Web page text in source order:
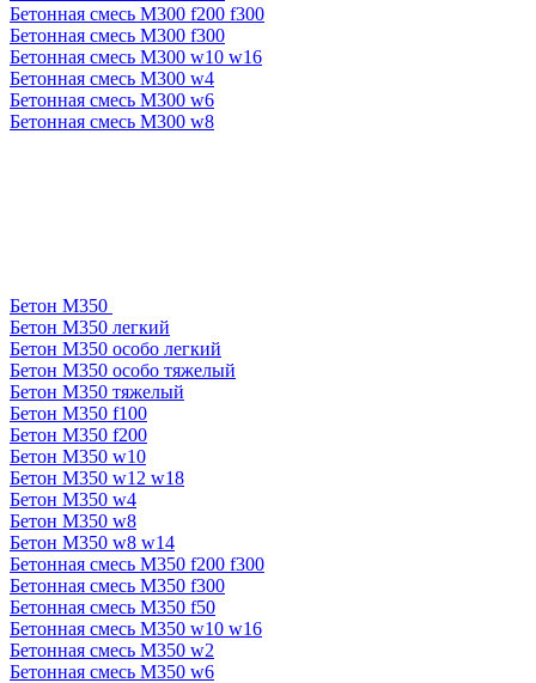
Бетонная смесь М300 f200 f300
Бетонная смесь М300 f300
Бетонная смесь М300 w10 w16
Бетонная смесь М300 w4
Бетонная смесь М300 w6
Бетонная смесь М300 w8
Бетон М350
Бетон М350 легкий
Бетон М350 особо легкий
Бетон М350 особо тяжелый
Бетон М350 тяжелый
Бетон М350 f100
Бетон М350 f200
Бетон М350 w10
Бетон М350 w12 w18
Бетон М350 w4
Бетон М350 w8
Бетон М350 w8 w14
Бетонная смесь М350 f200 f300
Бетонная смесь М350 f300
Бетонная смесь М350 f50
Бетонная смесь М350 w10 w16
Бетонная смесь М350 w2
Бетонная смесь М350 w6